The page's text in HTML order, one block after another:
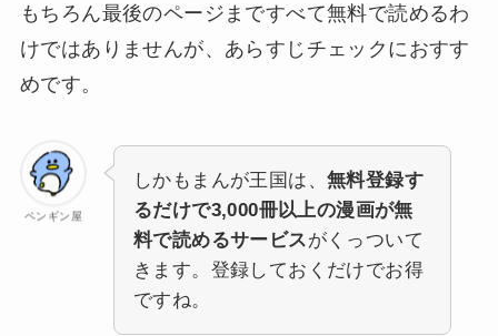
もちろん最後のページまですべて無料で読めるわ
けではありませんが、あらすじチェックにおすす
めです。
ペンギン屋
しかもまんが王国は、 無料登録す
るだけで3,000冊以上の漫画が無
料で読めるサービスがくっついて
きます。登録しておくだけでお得
ですね。